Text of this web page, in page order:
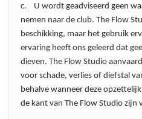
c. U wordt geadviseerd geen
nemen naar de club. The Flow
beschikking, maar het gebruik
ervaring heeft ons geleerd dat
dieven. The Flow Studio
voor schade, verlies of diefstal
behalve wanneer deze
de kant van The Flow Studio zijn